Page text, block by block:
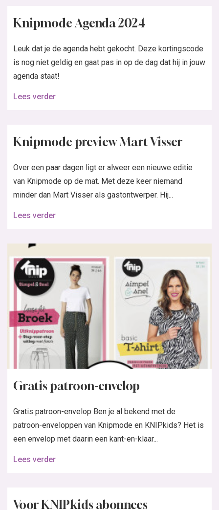
Knipmode Agenda 2024
Leuk dat je de agenda hebt gekocht. Deze kortingscode
is nog niet geldig en gaat pas in op de dag dat hij in jouw
agenda staat!
Lees verder
Knipmode preview Mart Visser
Over een paar dagen ligt er alweer een nieuwe editie
van Knipmode op de mat. Met deze keer niemand
minder dan Mart Visser als gastontwerper. Hij...
Lees verder
Gratis patroon-envelop
Gratis patroon-envelop Ben je al bekend met de
patroon-enveloppen van Knipmode en KNIPkids? Het is
een envelop met daarin een kant-en-klaar...
Lees verder
Voor KNIPkids abonnees